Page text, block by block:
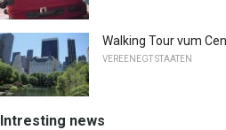
Walking Tour vum
VEREENEGT STAATEN
Intresting news